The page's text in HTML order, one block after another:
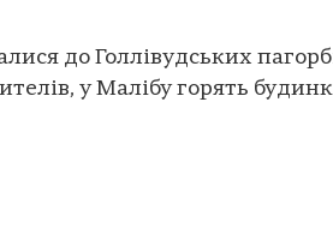
до Голлівудських
у Малібу горять